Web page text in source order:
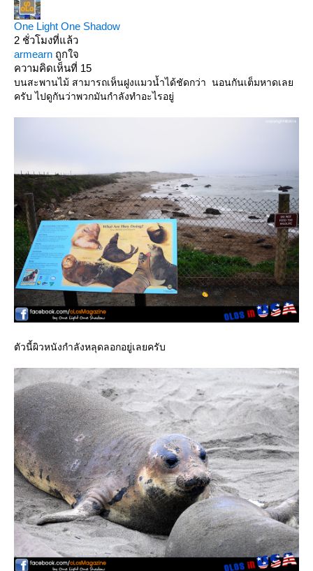
One Light One Shadow
2 ชั่วโมงที่แล้ว
armearn ถูกใจ
ความคิดเห็นที่ 15
บนสะพานไม้ สามารถเห็นฝูงแมวน้ำได้ชัดกว่า นอนกันเต็มหาดเล
ครับ ไปดูกันว่าพวกมันกำลังทำอะไรอยู่
ตัวนี้ผิวหนังกำลังหลุดลอกอยู่เลยครับ